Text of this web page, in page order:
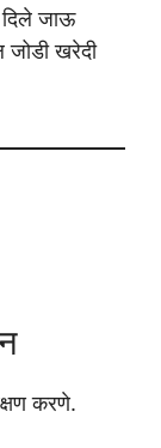
जाऊ
जोडी खरेदी
करणे.